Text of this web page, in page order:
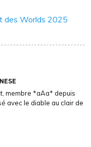
des Worlds 2025
membre *aAa* depuis
avec le diable au clair de